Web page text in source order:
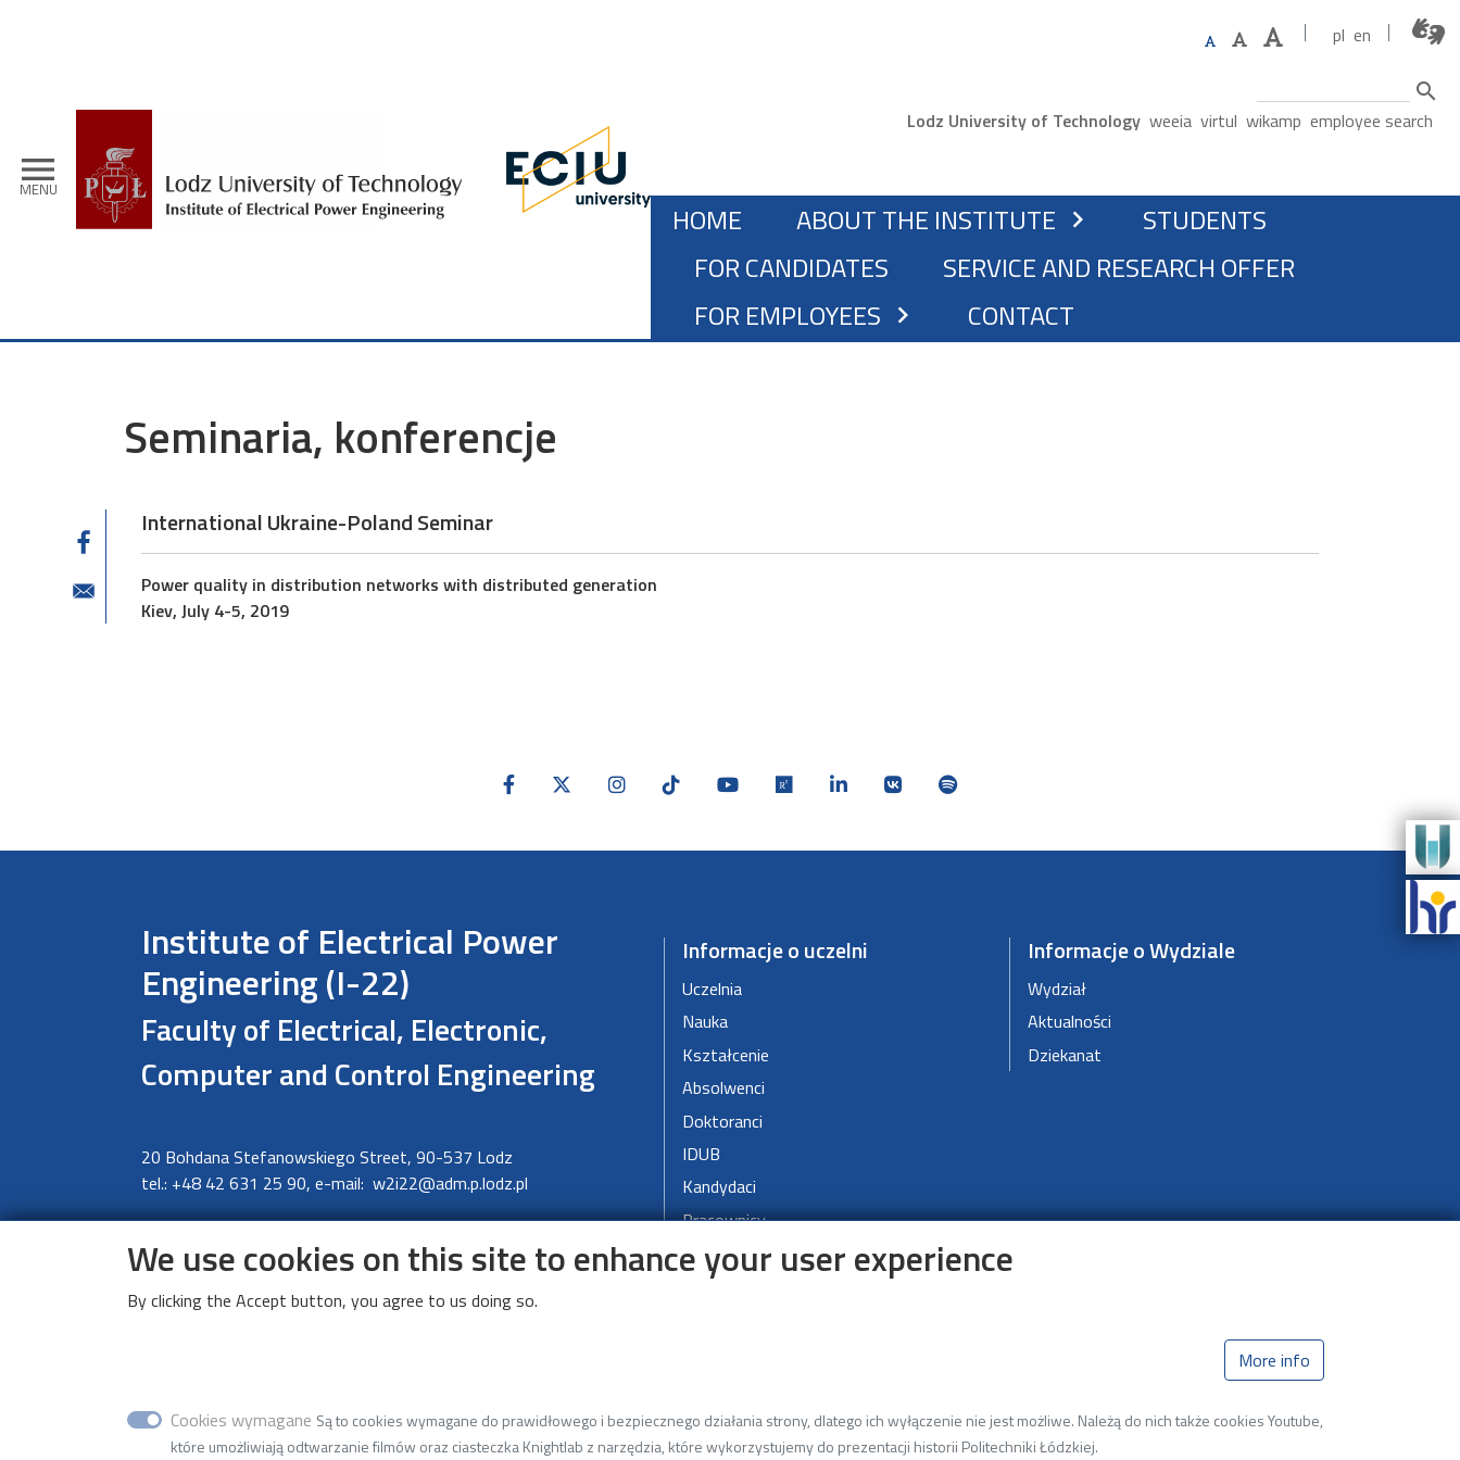
menu
MENU
pl en
Search
Górne menu
Lodz University of Technology weeia virtul wikamp employee search
MAIN NAVIGATION
HOME ABOUT THE INSTITUTE chevron_right
STUDENTS
FOR CANDIDATES
SERVICE AND RESEARCH OFFER
FOR EMPLOYEES chevron_right CONTACT
Seminaria, konferencje
International Ukraine-Poland Seminar
Power quality in distribution networks with distributed generation
Kiev, July 4-5, 2019
Institute of Electrical Power
Engineering (I-22)
Faculty of Electrical, Electronic,
Computer and Control Engineering
20 Bohdana Stefanowskiego Street, 90-537 Lodz
tel.: +48 42 631 25 90, e-mail: w2i22@adm.p.lodz.pl
Informacje o uczelni
Uczelnia
Nauka
Kształcenie
Absolwenci
Doktoranci
IDUB
Kandydaci
Pracownicy
Studenci
Współpraca
Informacje o Wydziale
Wydział
Aktualności
Dziekanat
Wikamp
We use cookies on this site to enhance your user experience
By clicking the Accept button, you agree to us doing so.
More info
Cookies wymagane Są to cookies wymagane do prawidłowego i bezpiecznego działania strony, dlatego ich wyłączenie nie jest możliwe. Należą do nich także cookies Youtube,
które umożliwiają odtwarzanie filmów oraz ciasteczka Knightlab z narzędzia, które wykorzystujemy do prezentacji historii Politechniki Łódzkiej.